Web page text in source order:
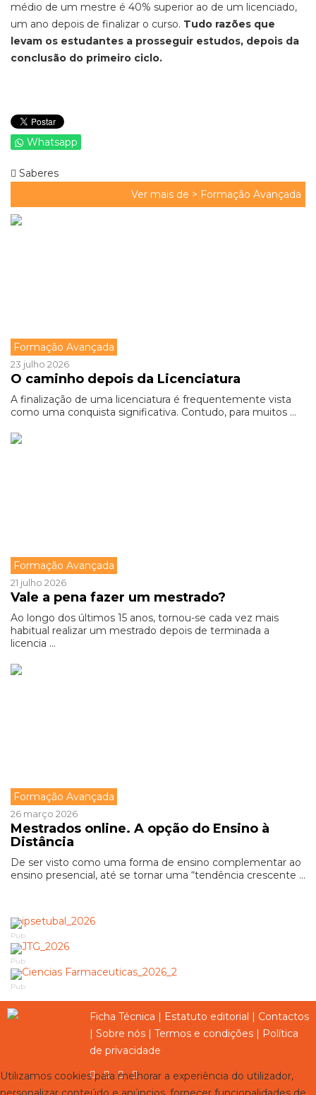
médio de um mestre é 40% superior ao de um licenciado,
um ano depois de finalizar o curso. Tudo razões que
levam os estudantes a prosseguir estudos, depois da
conclusão do primeiro ciclo.
Whatsapp
Saberes
Ver mais de > Formação Avançada
Formação Avançada
23 julho 2026
O caminho depois da Licenciatura
A finalização de uma licenciatura é frequentemente vista
como uma conquista significativa. Contudo, para muitos ...
Formação Avançada
21 julho 2026
Vale a pena fazer um mestrado?
Ao longo dos últimos 15 anos, tornou-se cada vez mais
habitual realizar um mestrado depois de terminada a
licencia ...
Formação Avançada
26 março 2026
Mestrados online. A opção do Ensino à
Distância
De ser visto como uma forma de ensino complementar ao
ensino presencial, até se tornar uma “tendência crescente ...
Pub
Pub
Pub
Ficha Técnica | Estatuto editorial | Contactos
| Sobre nós | Termos e condições | Política
de privacidade
Utilizamos cookies para melhorar a experiência do utilizador,